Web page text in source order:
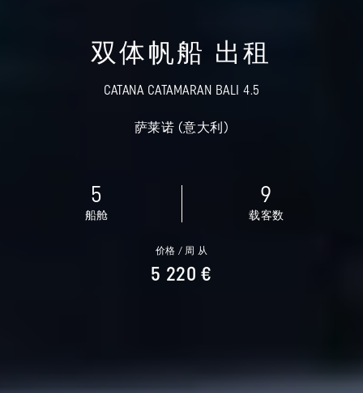
双体帆船 出租
CATANA CATAMARAN BALI 4.5
萨莱诺 (意大利)
5
船舱
9
载客数
价格 / 周 从
5 220 €